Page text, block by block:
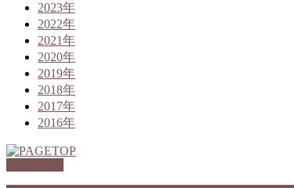
2023年
2022年
2021年
2020年
2019年
2018年
2017年
2016年